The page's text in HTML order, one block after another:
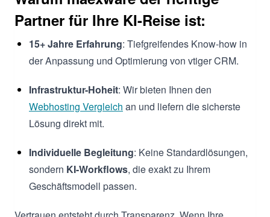
Partner für Ihre KI-Reise ist:
15+ Jahre Erfahrung: Tiefgreifendes Know-how in
der Anpassung und Optimierung von vtiger CRM.
Infrastruktur-Hoheit: Wir bieten Ihnen den
Webhosting Vergleich an und liefern die sicherste
Lösung direkt mit.
Individuelle Begleitung: Keine Standardlösungen,
sondern KI-Workflows, die exakt zu Ihrem
Geschäftsmodell passen.